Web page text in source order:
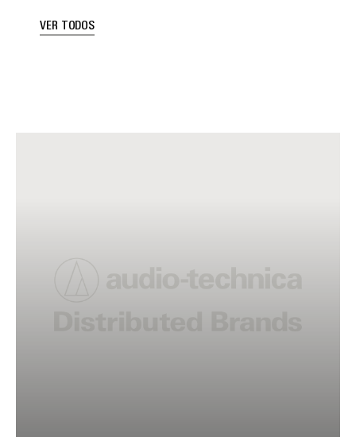
VER TODOS